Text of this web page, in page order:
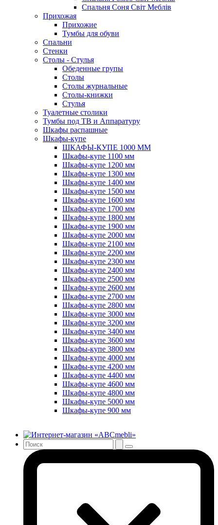
Спальня Соня Світ Меблів
Прихожая
Прихожие
Тумбы для обуви
Спальни
Стенки
Столы - Стулья
Обеденные групы
Столы
Столы журнальные
Столы-книжки
Стулья
Туалетные столики
Тумбы под ТВ и Аппаратуру
Шкафы распашные
Шкафы-купе
ШКАФЫ-КУПЕ 1000 ММ
Шкафы-купе 1100 мм
Шкафы-купе 1200 мм
Шкафы-купе 1300 мм
Шкафы-купе 1400 мм
Шкафы-купе 1500 мм
Шкафы-купе 1600 мм
Шкафы-купе 1700 мм
Шкафы-купе 1800 мм
Шкафы-купе 1900 мм
Шкафы-купе 2000 мм
Шкафы-купе 2100 мм
Шкафы-купе 2200 мм
Шкафы-купе 2300 мм
Шкафы-купе 2400 мм
Шкафы-купе 2500 мм
Шкафы-купе 2600 мм
Шкафы-купе 2700 мм
Шкафы-купе 2800 мм
Шкафы-купе 3000 мм
Шкафы-купе 3200 мм
Шкафы-купе 3400 мм
Шкафы-купе 3600 мм
Шкафы-купе 3800 мм
Шкафы-купе 4000 мм
Шкафы-купе 4200 мм
Шкафы-купе 4400 мм
Шкафы-купе 4600 мм
Шкафы-купе 4800 мм
Шкафы-купе 5000 мм
Шкафы-купе 900 мм